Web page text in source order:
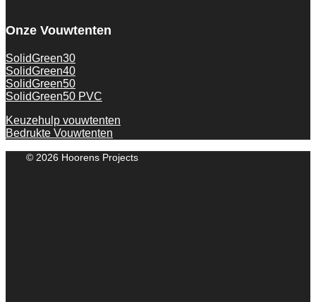
Onze Vouwtenten
SolidGreen30
SolidGreen40
SolidGreen50
SolidGreen50 PVC
Keuzehulp vouwtenten
Bedrukte Vouwtenten
© 2026 Hoorens Projects